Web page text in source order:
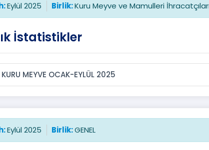
Eylül 2025 Birlik:Kuru Meyve ve Mamulleri
İstatistikler
KURU MEYVE OCAK-EYLÜL 2025
Eylül 2025 Birlik:GENEL